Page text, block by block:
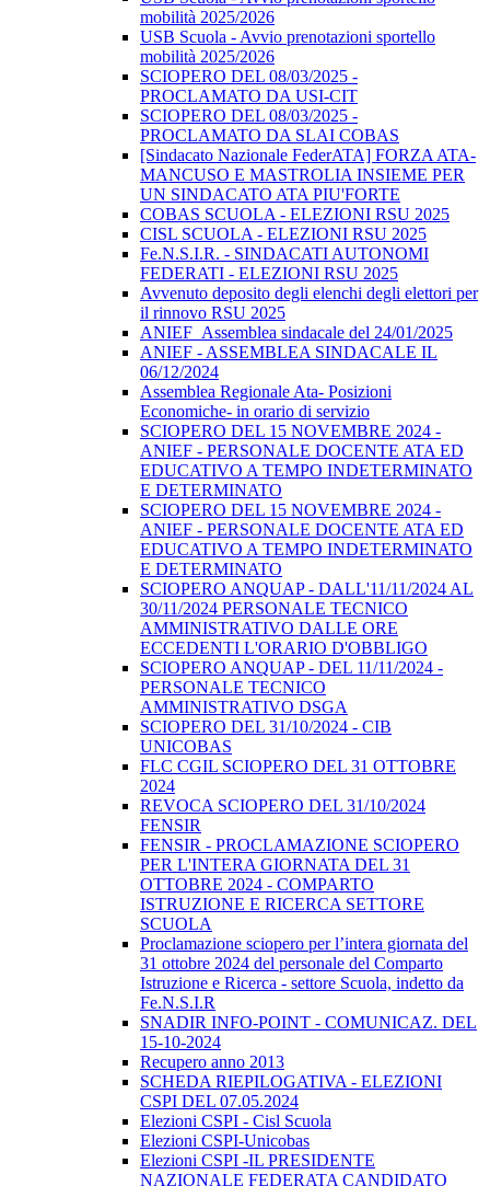
mobilità 2025/2026
USB Scuola - Avvio prenotazioni sportello
mobilità 2025/2026
SCIOPERO DEL 08/03/2025 -
PROCLAMATO DA USI-CIT
SCIOPERO DEL 08/03/2025 -
PROCLAMATO DA SLAI COBAS
[Sindacato Nazionale FederATA] FORZA ATA-
MANCUSO E MASTROLIA INSIEME PER
UN SINDACATO ATA PIU'FORTE
COBAS SCUOLA - ELEZIONI RSU 2025
CISL SCUOLA - ELEZIONI RSU 2025
Fe.N.S.I.R. - SINDACATI AUTONOMI
FEDERATI - ELEZIONI RSU 2025
Avvenuto deposito degli elenchi degli elettori per
il rinnovo RSU 2025
ANIEF_Assemblea sindacale del 24/01/2025
ANIEF - ASSEMBLEA SINDACALE IL
06/12/2024
Assemblea Regionale Ata- Posizioni
Economiche- in orario di servizio
SCIOPERO DEL 15 NOVEMBRE 2024 -
ANIEF - PERSONALE DOCENTE ATA ED
EDUCATIVO A TEMPO INDETERMINATO
E DETERMINATO
SCIOPERO DEL 15 NOVEMBRE 2024 -
ANIEF - PERSONALE DOCENTE ATA ED
EDUCATIVO A TEMPO INDETERMINATO
E DETERMINATO
SCIOPERO ANQUAP - DALL'11/11/2024 AL
30/11/2024 PERSONALE TECNICO
AMMINISTRATIVO DALLE ORE
ECCEDENTI L'ORARIO D'OBBLIGO
SCIOPERO ANQUAP - DEL 11/11/2024 -
PERSONALE TECNICO
AMMINISTRATIVO DSGA
SCIOPERO DEL 31/10/2024 - CIB
UNICOBAS
FLC CGIL SCIOPERO DEL 31 OTTOBRE
2024
REVOCA SCIOPERO DEL 31/10/2024
FENSIR
FENSIR - PROCLAMAZIONE SCIOPERO
PER L'INTERA GIORNATA DEL 31
OTTOBRE 2024 - COMPARTO
ISTRUZIONE E RICERCA SETTORE
SCUOLA
Proclamazione sciopero per l’intera giornata del
31 ottobre 2024 del personale del Comparto
Istruzione e Ricerca - settore Scuola, indetto da
Fe.N.S.I.R
SNADIR INFO-POINT - COMUNICAZ. DEL
15-10-2024
Recupero anno 2013
SCHEDA RIEPILOGATIVA - ELEZIONI
CSPI DEL 07.05.2024
Elezioni CSPI - Cisl Scuola
Elezioni CSPI-Unicobas
Elezioni CSPI -IL PRESIDENTE
NAZIONALE FEDERATA CANDIDATO